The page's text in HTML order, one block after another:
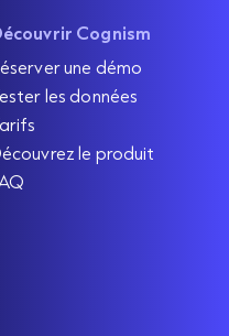
Cognism
une démo
les données
le produit